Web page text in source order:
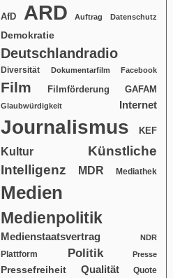
AfD ARD Auftrag Datenschutz
Demokratie
Deutschlandradio
Diversität Dokumentarfilm Facebook
Film Filmförderung GAFAM
Glaubwürdigkeit Internet
Journalismus KEF
Kultur
Künstliche
Intelligenz
MDR Mediathek
Medien
Medienpolitik
Medienstaatsvertrag NDR
Plattform Politik Presse
Pressefreiheit Qualität Quote